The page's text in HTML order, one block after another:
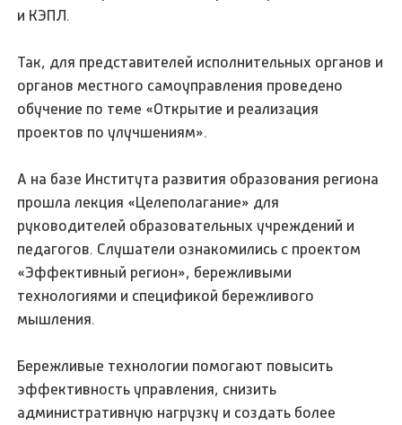
и КЭПЛ.
Так, для представителей исполнительных органов и
органов местного самоуправления проведено
обучение по теме «Открытие и реализация
проектов по улучшениям».
А на базе Института развития образования региона
прошла лекция «Целеполагание» для
руководителей образовательных учреждений и
педагогов. Слушатели ознакомились с проектом
«Эффективный регион», бережливыми
технологиями и спецификой бережливого
мышления.
Бережливые технологии помогают повысить
эффективность управления, снизить
административную нагрузку и создать более